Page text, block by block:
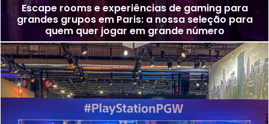
Escape rooms e experiências de gaming para
grandes grupos em Paris: a nossa seleção para
quem quer jogar em grande número